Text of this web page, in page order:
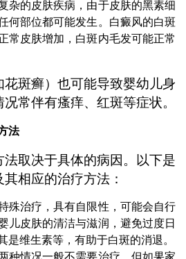
杂的皮肤疾病，由于皮肤的黑素细
何部位都可能发生。白癜风的白斑
常皮肤增加，白斑内毛发可能正常
斑癣）也可能导致婴幼儿身
常伴有瘙痒、红斑等症状。
法
取决于具体的病因。以下是
相应的治疗方法：
殊治疗，具有自限性，可能会自行
儿皮肤的清洁与滋润，避免过度日
是维生素等，有助于白斑的消退。
种情况一般不需要治疗，但如果家